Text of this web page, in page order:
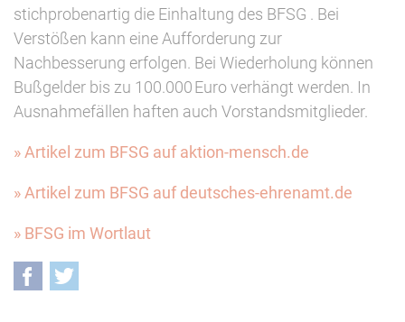
stichprobenartig die Einhaltung des BFSG . Bei
Verstößen kann eine Aufforderung zur
Nachbesserung erfolgen. Bei Wiederholung können
Bußgelder bis zu 100.000 Euro verhängt werden. In
Ausnahmefällen haften auch Vorstandsmitglieder.
» Artikel zum BFSG auf aktion-mensch.de
» Artikel zum BFSG auf deutsches-ehrenamt.de
» BFSG im Wortlaut
Facebook